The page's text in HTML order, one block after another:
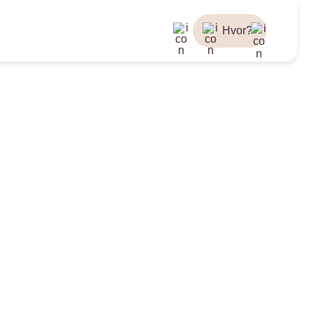
Hvor?